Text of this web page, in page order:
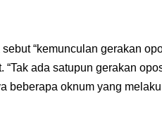
“kemunculan gerakan
“Tak ada satupun gerakan
beberapa oknum yang